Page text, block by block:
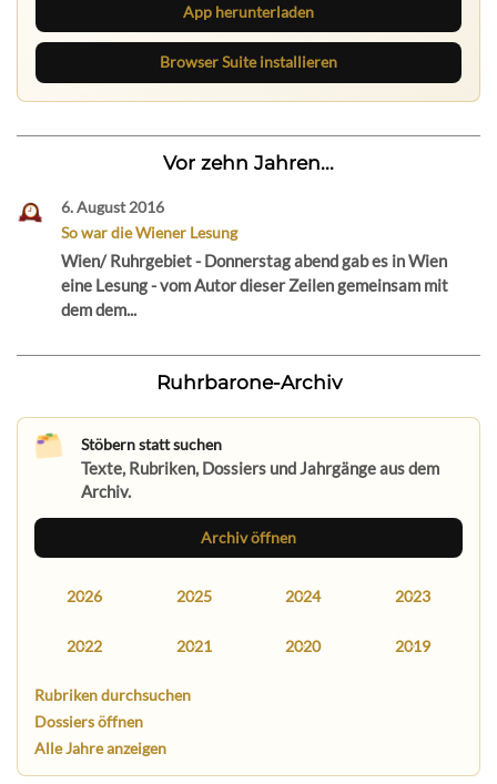
App herunterladen
Browser Suite installieren
Vor zehn Jahren...
6. August 2016
So war die Wiener Lesung
Wien/ Ruhrgebiet - Donnerstag abend gab es in Wien
eine Lesung - vom Autor dieser Zeilen gemeinsam mit
dem dem...
Ruhrbarone-Archiv
Stöbern statt suchen
Texte, Rubriken, Dossiers und Jahrgänge aus dem
Archiv.
Archiv öffnen
2026 2025 2024 2023
2022 2021 2020 2019
Rubriken durchsuchen
Dossiers öffnen
Alle Jahre anzeigen